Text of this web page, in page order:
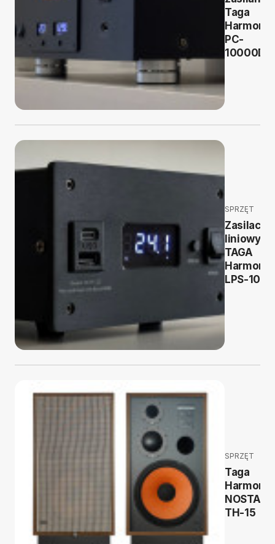
Taga
Harmony
PC-
10000DC
SPRZĘT
Zasilacz
liniowy
TAGA
Harmony
LPS-100
SPRZĘT
Taga
Harmony
TH-15